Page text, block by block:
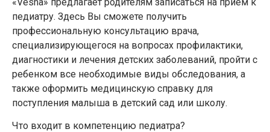
педиатру. Здесь Вы сможете получить
профессиональную консультацию врача,
специализирующегося на вопросах профилактики,
диагностики и лечения детских заболеваний, пройти с
ребенком все необходимые виды обследования, а
также оформить медицинскую справку для
поступления малыша в детский сад или школу.
Что входит в компетенцию педиатра?